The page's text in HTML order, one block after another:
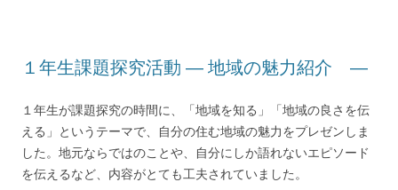
１年生課題探究活動 ― 地域の魅力紹介 ―
１年生が課題探究の時間に、「地域を知る」「地域の良さを伝
える」というテーマで、自分の住む地域の魅力をプレゼンしま
した。地元ならではのことや、自分にしか語れないエピソード
を伝えるなど、内容がとても工夫されていました。